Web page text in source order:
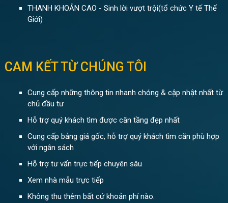
THANH KHOẢN CAO - Sinh lời vượt trội(tổ chức Y tế Thế
Giới)
CAM KẾT TỪ CHÚNG TÔI
Cung cấp những thông tin nhanh chóng & cập nhật nhất từ
chủ đầu tư
Hỗ trợ quý khách tìm được căn tầng đẹp nhất
Cung cấp bảng giá gốc, hỗ trợ quý khách tìm căn phù hợp
với ngân sách
Hỗ trợ tư vấn trực tiếp chuyên sâu
Xem nhà mẫu trực tiếp
Không thu thêm bất cứ khoản phí nào.